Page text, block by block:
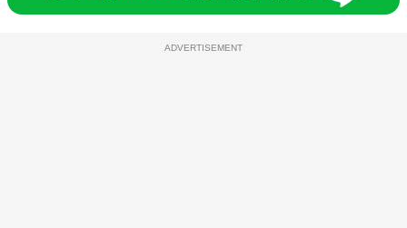
ADVERTISEMENT